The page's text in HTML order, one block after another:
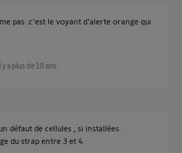
pas .c'est le voyant d'alerte orange qui
y a plus de 10 ans
défaut de cellules , si installées.
du strap entre 3 et 4.